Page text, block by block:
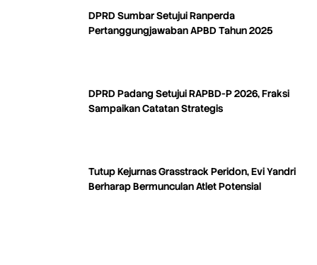
DPRD Sumbar Setujui Ranperda
Pertanggungjawaban APBD Tahun 2025
DPRD Padang Setujui RAPBD-P 2026, Fraksi
Sampaikan Catatan Strategis
Tutup Kejurnas Grasstrack Peridon, Evi Yandri
Berharap Bermunculan Atlet Potensial